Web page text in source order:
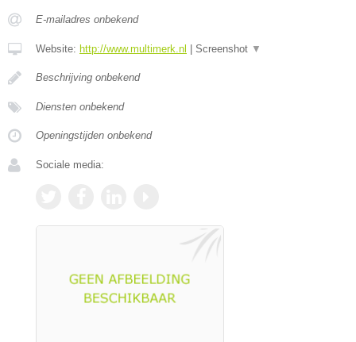
E-mailadres onbekend
Website: http://www.multimerk.nl Screenshot ▼
Beschrijving onbekend
Diensten onbekend
Openingstijden onbekend
Sociale media: